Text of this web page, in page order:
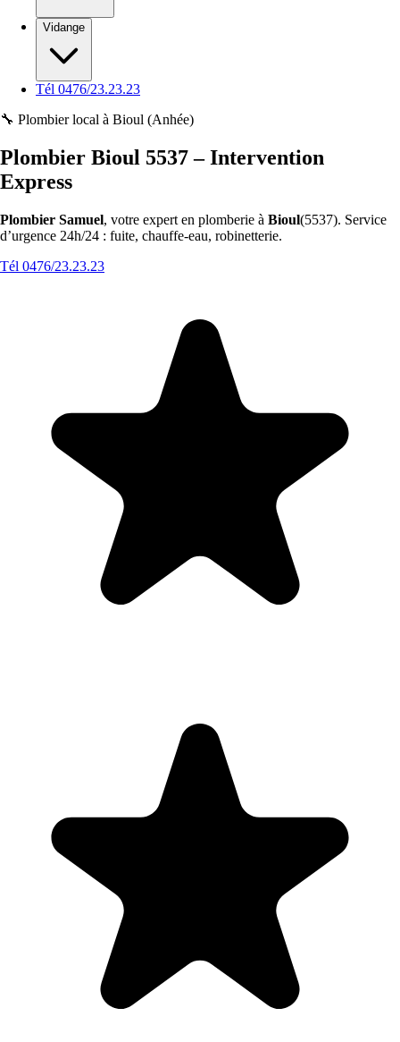
Vidange
Tél 0476/23.23.23
🔧 Plombier local à Bioul (Anhée)
Plombier Bioul 5537 – Intervention
Express
Plombier Samuel, votre expert en plomberie à Bioul(5537). Service
d’urgence 24h/24 : fuite, chauffe-eau, robinetterie.
Tél 0476/23.23.23